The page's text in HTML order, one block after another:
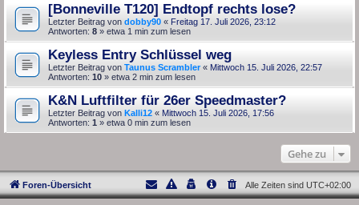
[Bonneville T120] Endtopf rechts lose?
Letzter Beitrag von dobby90 « Freitag 17. Juli 2026, 23:12
Antworten: 8 » etwa 1 min zum lesen
Keyless Entry Schlüssel weg
Letzter Beitrag von Taunus Scrambler« Mittwoch 15. Juli 2026, 22:57
Antworten: 10 » etwa 2 min zum lesen
K&N Luftfilter für 26er Speedmaster?
Letzter Beitrag von Kalli12 « Mittwoch 15. Juli 2026, 17:56
Antworten: 1 » etwa 0 min zum lesen
Gehe zu
Foren-Übersicht Alle Zeiten sind UTC+02:00